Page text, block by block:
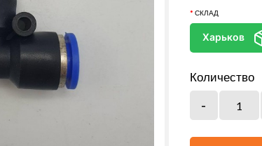
СКЛАД
Харьков
Количество